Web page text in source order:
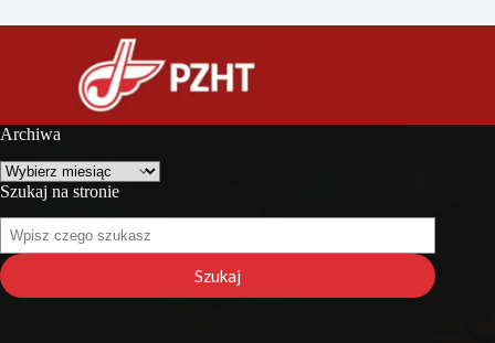
Archiwa
Archiwa
Szukaj na stronie
Szukaj
na
stronie
Szukaj